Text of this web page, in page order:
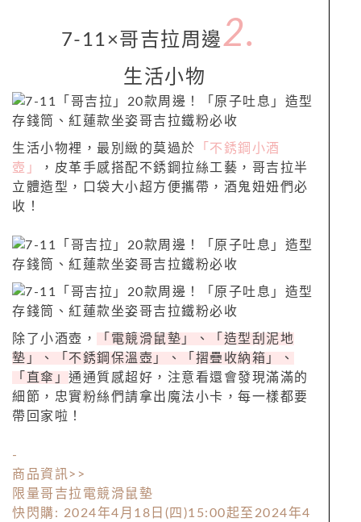
7-11×哥吉拉周邊2.
生活小物
生活小物裡，最別緻的莫過於 「不銹鋼小酒
壺」
，皮革手感搭配不銹鋼拉絲工藝，哥吉拉半
立體造型，口袋大小超方便攜帶，酒鬼妞妞們必
收！
除了小酒壺，
「電競滑鼠墊」、「造型刮泥地
墊」、「不銹鋼保溫壺」、「摺疊收納箱」、
「直傘」 通通質感超好，注意看還會發現滿滿的
細節，忠實粉絲們請拿出魔法小卡，每一樣都要
帶回家啦！
-
商品資訊>>
限量哥吉拉電競滑鼠墊
快閃購: 2024年4月18日(四)15:00起至2024年4